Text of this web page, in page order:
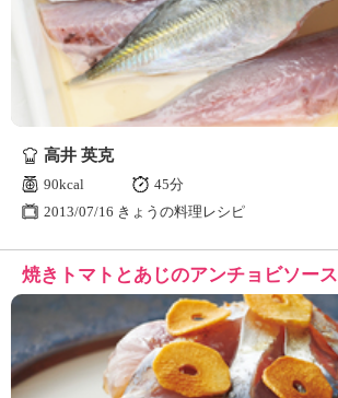
高井 英克
90kcal
45分
2013/07/16 きょうの料理レシピ
焼きトマトとあじのアンチョビソース